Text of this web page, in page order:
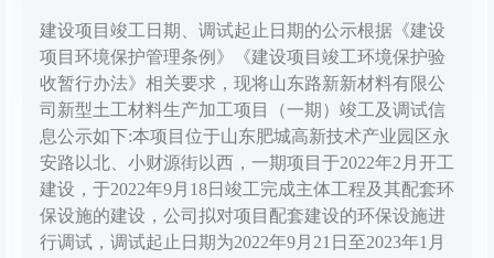
建设项目竣工日期、调试起止日期的公示根据《建设
项目环境保护管理条例》《建设项目竣工环境保护验
收暂行办法》相关要求，现将山东路新新材料有限公
司新型土工材料生产加工项目（一期）竣工及调试信
息公示如下:本项目位于山东肥城高新技术产业园区永
安路以北、小财源街以西，一期项目于2022年2月开工
建设，于2022年9月18日竣工完成主体工程及其配套环
保设施的建设，公司拟对项目配套建设的环保设施进
行调试，调试起止日期为2022年9月21日至2023年1月